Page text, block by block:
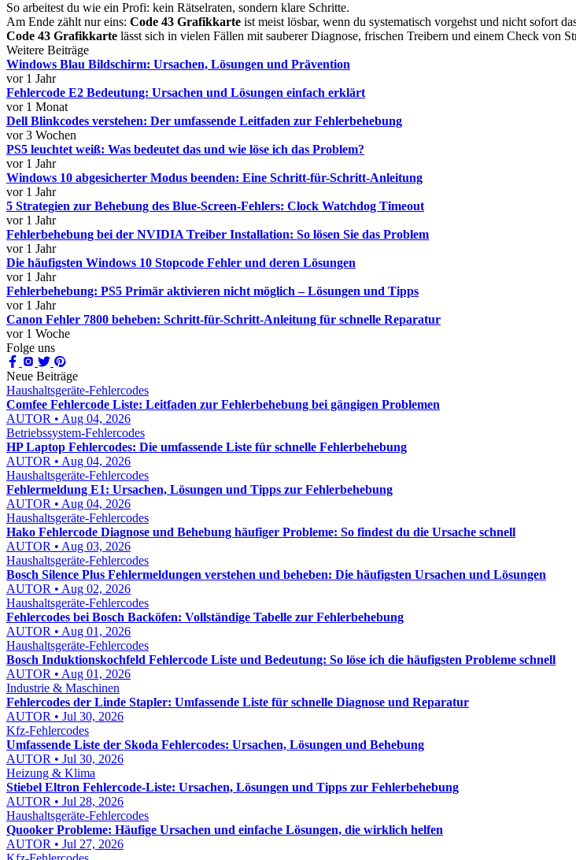
So arbeitest du wie ein Profi: kein Rätselraten, sondern klare Schritte.
Am Ende zählt nur eins: Code 43 Grafikkarte ist meist lösbar, wenn du systematisch vorgehst und nicht sofort
Code 43 Grafikkarte lässt sich in vielen Fällen mit sauberer Diagnose, frischen Treibern und einem Check von
Weitere Beiträge
Windows Blau Bildschirm: Ursachen, Lösungen und Prävention
vor 1 Jahr
Fehlercode E2 Bedeutung: Ursachen und Lösungen einfach erklärt
vor 1 Monat
Dell Blinkcodes verstehen: Der umfassende Leitfaden zur Fehlerbehebung
vor 3 Wochen
PS5 leuchtet weiß: Was bedeutet das und wie löse ich das Problem?
vor 1 Jahr
Windows 10 abgesicherter Modus beenden: Eine Schritt-für-Schritt-Anleitung
vor 1 Jahr
5 Strategien zur Behebung des Blue-Screen-Fehlers: Clock Watchdog Timeout
vor 1 Jahr
Fehlerbehebung bei der NVIDIA Treiber Installation: So lösen Sie das Problem
vor 1 Jahr
Die häufigsten Windows 10 Stopcode Fehler und deren Lösungen
vor 1 Jahr
Fehlerbehebung: PS5 Primär aktivieren nicht möglich – Lösungen und Tipps
vor 1 Jahr
Canon Fehler 7800 beheben: Schritt-für-Schritt-Anleitung für schnelle Reparatur
vor 1 Woche
Folge uns
Neue Beiträge
Haushaltsgeräte-Fehlercodes
Comfee Fehlercode Liste: Leitfaden zur Fehlerbehebung bei gängigen Problemen
AUTOR • Aug 04, 2026
Betriebssystem-Fehlercodes
HP Laptop Fehlercodes: Die umfassende Liste für schnelle Fehlerbehebung
AUTOR • Aug 04, 2026
Haushaltsgeräte-Fehlercodes
Fehlermeldung E1: Ursachen, Lösungen und Tipps zur Fehlerbehebung
AUTOR • Aug 04, 2026
Haushaltsgeräte-Fehlercodes
Hako Fehlercode Diagnose und Behebung häufiger Probleme: So findest du die Ursache schnell
AUTOR • Aug 03, 2026
Haushaltsgeräte-Fehlercodes
Bosch Silence Plus Fehlermeldungen verstehen und beheben: Die häufigsten Ursachen und Lösungen
AUTOR • Aug 02, 2026
Haushaltsgeräte-Fehlercodes
Fehlercodes bei Bosch Backöfen: Vollständige Tabelle zur Fehlerbehebung
AUTOR • Aug 01, 2026
Haushaltsgeräte-Fehlercodes
Bosch Induktionskochfeld Fehlercode Liste und Bedeutung: So löse ich die häufigsten Probleme schnell
AUTOR • Aug 01, 2026
Industrie & Maschinen
Fehlercodes der Linde Stapler: Umfassende Liste für schnelle Diagnose und Reparatur
AUTOR • Jul 30, 2026
Kfz-Fehlercodes
Umfassende Liste der Skoda Fehlercodes: Ursachen, Lösungen und Behebung
AUTOR • Jul 30, 2026
Heizung & Klima
Stiebel Eltron Fehlercode-Liste: Ursachen, Lösungen und Tipps zur Fehlerbehebung
AUTOR • Jul 28, 2026
Haushaltsgeräte-Fehlercodes
Quooker Probleme: Häufige Ursachen und einfache Lösungen, die wirklich helfen
AUTOR • Jul 27, 2026